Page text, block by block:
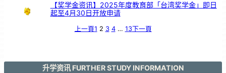
【奖学金资讯】2025年度教育部「台湾奖学金」即日
起至4月30日开放申请
上一頁1 2 3 4 … 13下一頁
升学资讯 FURTHER STUDY INFORMATION